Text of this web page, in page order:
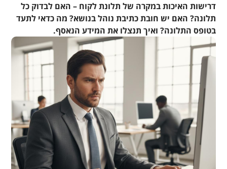
דרישות האיכות במקרה של תלונת לקוח – האם לבדוק כל
תלונה? האם יש חובת כתיבת נוהל בנושא? מה כדאי לתעד
בטופס התלונה? ואיך תנצלו את המידע הנאסף.